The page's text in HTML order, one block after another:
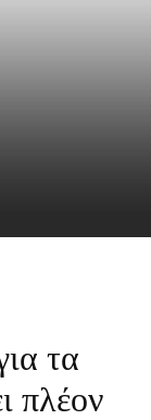
τα
πλέον